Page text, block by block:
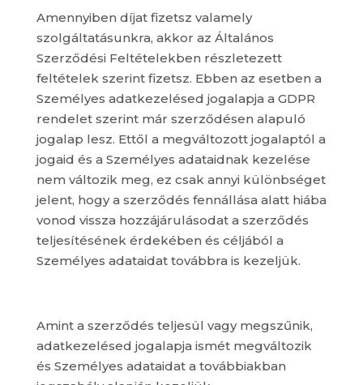
Amennyiben díjat fizetsz valamely
szolgáltatásunkra, akkor az Általános
Szerződési Feltételekben részletezett
feltételek szerint fizetsz. Ebben az esetben a
Személyes adatkezelésed jogalapja a GDPR
rendelet szerint már szerződésen alapuló
jogalap lesz. Ettől a megváltozott jogalaptól a
jogaid és a Személyes adataidnak kezelése
nem változik meg, ez csak annyi különbséget
jelent, hogy a szerződés fennállása alatt hiába
vonod vissza hozzájárulásodat a szerződés
teljesítésének érdekében és céljából a
Személyes adataidat továbbra is kezeljük.
Amint a szerződés teljesül vagy megszűnik,
adatkezelésed jogalapja ismét megváltozik
és Személyes adataidat a továbbiakban